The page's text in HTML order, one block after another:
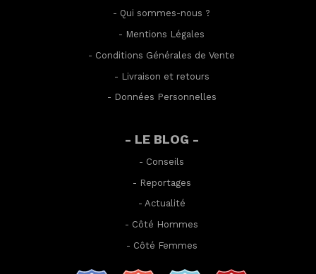
- Qui sommes-nous ?
- Mentions Légales
- Conditions Générales de Vente
- Livraison et retours
- Données Personnelles
- LE BLOG -
- Conseils
- Reportages
- Actualité
- Côté Hommes
- Côté Femmes